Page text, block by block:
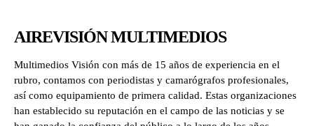
AIREVISIÓN MULTIMEDIOS
Multimedios Visión con más de 15 años de experiencia en el
rubro, contamos con periodistas y camarógrafos profesionales,
así como equipamiento de primera calidad. Estas organizaciones
han establecido su reputación en el campo de las noticias y se